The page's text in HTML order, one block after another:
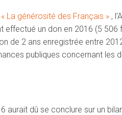
« La générosité des Français »,
effectué un don en 2016 (5
de 2 ans enregistrée entre
publiques concernant
aurait dû se conclure sur un